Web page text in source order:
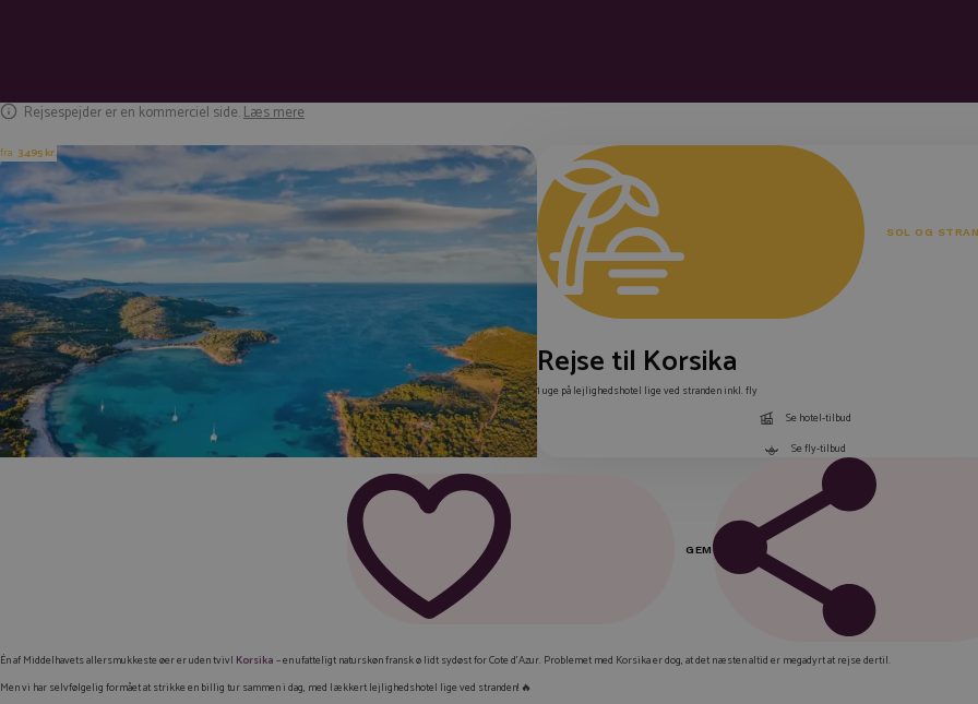
Rejsespejder er en kommerciel side.Læs mere
fra 3.495 kr.
SOL OG
Rejse til Korsika
1 uge på lejlighedshotel lige ved stranden inkl. fly
Se hotel-tilbud
Se fly-tilbud
GEM
Én af Middelhavets allersmukkeste øer er uden tvivl Korsika– en ufatteligt naturskøn fransk ø lidt sydøst for Cote d’Azur. Problemet med Korsika er dog, at det næsten altid ermegadyrtat rejse dertil.
Men vi har selvfølgelig formået at strikke en billig tur sammen i dag, med lækkert lejlighedshotel lige ved stranden! 🔥